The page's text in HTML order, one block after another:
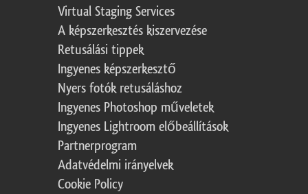
Virtual Staging Services
A képszerkesztés kiszervezése
Retusálási tippek
Ingyenes képszerkesztő
Nyers fotók retusáláshoz
Ingyenes Photoshop műveletek
Ingyenes Lightroom előbeállítások
Partnerprogram
Adatvédelmi irányelvek
Cookie Policy